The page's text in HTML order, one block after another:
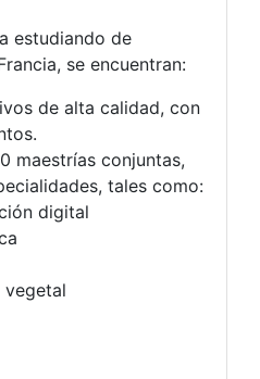
estudiando de
se encuentran:
de alta calidad, con
maestrías conjuntas,
tales como:
digital
vegetal